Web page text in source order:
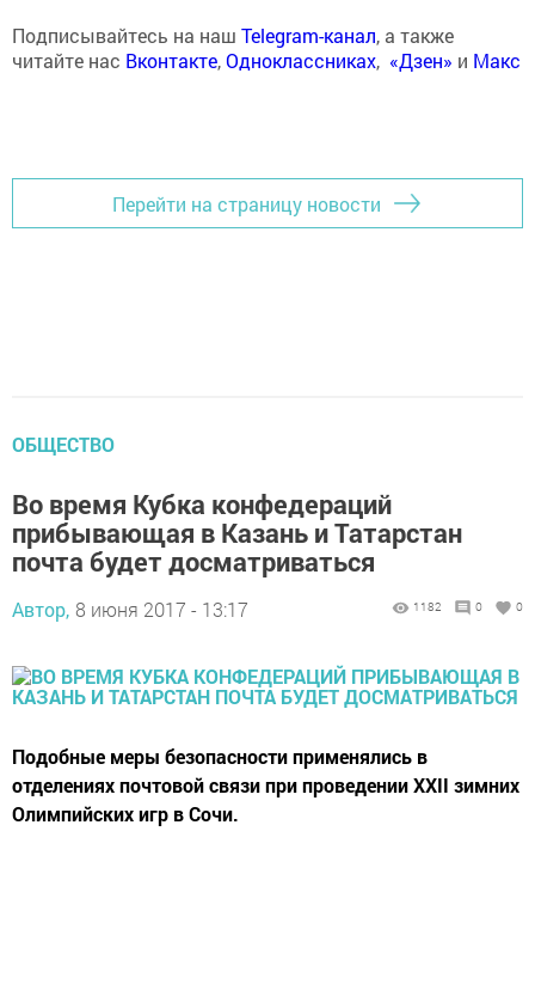
Подписывайтесь на наш Telegram-канал, а также
читайте нас Вконтакте,Одноклассниках, «Дзен» и Макс
Перейти на страницу новости
ОБЩЕСТВО
Во время Кубка конфедераций
прибывающая в Казань и Татарстан
почта будет досматриваться
Автор, 8 июня 2017 - 13:17 1182 0 0
Подобные меры безопасности применялись в
отделениях почтовой связи при проведении XXII зимних
Олимпийских игр в Сочи.